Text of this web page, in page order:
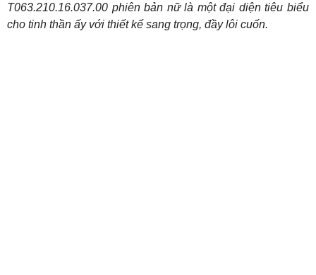
T063.210.16.037.00 phiên bản nữ là một đại diện tiêu biểu
cho tinh thần ấy với thiết kế sang trọng, đầy lôi cuốn.